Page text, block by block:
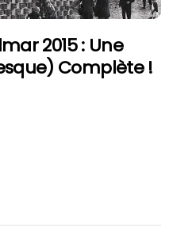
2015 : Une
Complète !